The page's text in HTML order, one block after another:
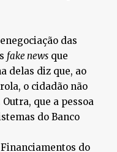
das
fake news que
delas diz que, ao
o cidadão não
que a pessoa
do Banco
do